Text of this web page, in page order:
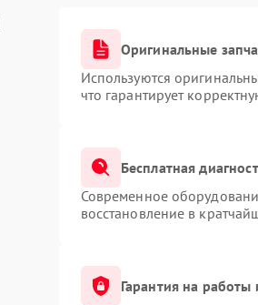
Оригинальные
Используются
что гарантирует
Бесплатная
Современное
восстановление в
Гарантия на работы